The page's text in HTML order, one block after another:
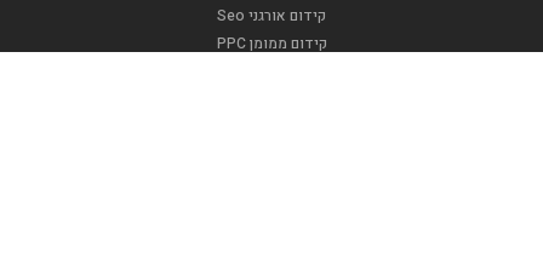
קידום אורגני Seo
קידום ממומן PPC